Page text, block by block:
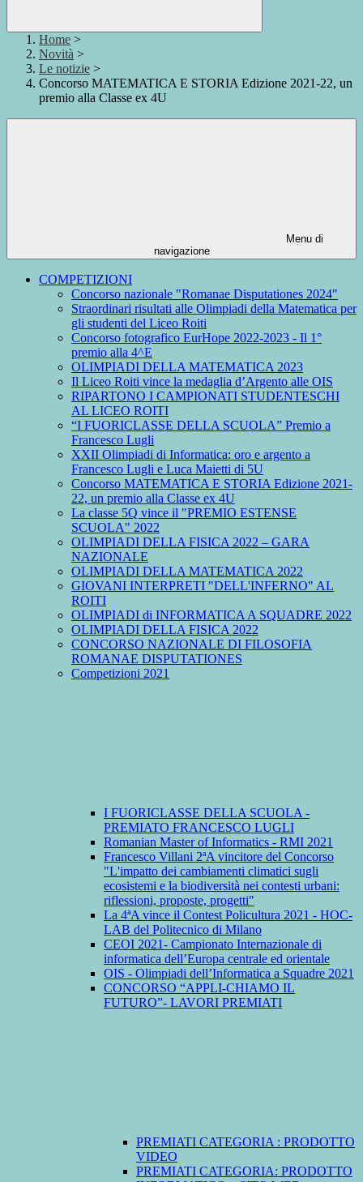
Home >
Novità >
Le notizie >
Concorso MATEMATICA E STORIA Edizione 2021-22, un
premio alla Classe ex 4U
Menu di
navigazione
COMPETIZIONI
Concorso nazionale "Romanae Disputationes 2024"
Straordinari risultati alle Olimpiadi della Matematica per
gli studenti del Liceo Roiti
Concorso fotografico EurHope 2022-2023 - Il 1°
premio alla 4^E
OLIMPIADI DELLA MATEMATICA 2023
Il Liceo Roiti vince la medaglia d’Argento alle OIS
RIPARTONO I CAMPIONATI STUDENTESCHI
AL LICEO ROITI
“I FUORICLASSE DELLA SCUOLA” Premio a
Francesco Lugli
XXII Olimpiadi di Informatica: oro e argento a
Francesco Lugli e Luca Maietti di 5U
Concorso MATEMATICA E STORIA Edizione 2021-
22, un premio alla Classe ex 4U
La classe 5Q vince il "PREMIO ESTENSE
SCUOLA" 2022
OLIMPIADI DELLA FISICA 2022 – GARA
NAZIONALE
OLIMPIADI DELLA MATEMATICA 2022
GIOVANI INTERPRETI "DELL'INFERNO" AL
ROITI
OLIMPIADI di INFORMATICA A SQUADRE 2022
OLIMPIADI DELLA FISICA 2022
CONCORSO NAZIONALE DI FILOSOFIA
ROMANAE DISPUTATIONES
Competizioni 2021
I FUORICLASSE DELLA SCUOLA -
PREMIATO FRANCESCO LUGLI
Romanian Master of Informatics - RMI 2021
Francesco Villani 2ªA vincitore del Concorso
"L'impatto dei cambiamenti climatici sugli
ecosistemi e la biodiversità nei contesti urbani:
riflessioni, proposte, progetti"
La 4ªA vince il Contest Policultura 2021 - HOC-
LAB del Politecnico di Milano
CEOI 2021- Campionato Internazionale di
informatica dell’Europa centrale ed orientale
OIS - Olimpiadi dell’Informatica a Squadre 2021
CONCORSO “APPLI-CHIAMO IL
FUTURO”- LAVORI PREMIATI
PREMIATI CATEGORIA : PRODOTTO
VIDEO
PREMIATI CATEGORIA: PRODOTTO